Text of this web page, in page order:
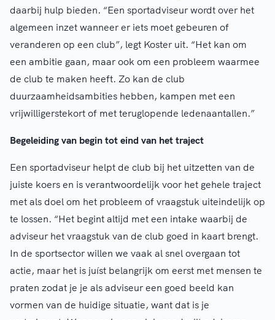
daarbij hulp bieden. “Een sportadviseur wordt over het
algemeen inzet wanneer er iets moet gebeuren of
veranderen op een club”, legt Koster uit. “Het kan om
een ambitie gaan, maar ook om een probleem waarmee
de club te maken heeft. Zo kan de club
duurzaamheidsambities hebben, kampen met een
vrijwilligerstekort of met teruglopende ledenaantallen.”
Begeleiding van begin tot eind van het traject
Een sportadviseur helpt de club bij het uitzetten van de
juiste koers en is verantwoordelijk voor het gehele traject
met als doel om het probleem of vraagstuk uiteindelijk op
te lossen. “Het begint altijd met een intake waarbij de
adviseur het vraagstuk van de club goed in kaart brengt.
In de sportsector willen we vaak al snel overgaan tot
actie, maar het is juíst belangrijk om eerst met mensen te
praten zodat je je als adviseur een goed beeld kan
vormen van de huidige situatie, want dat is je